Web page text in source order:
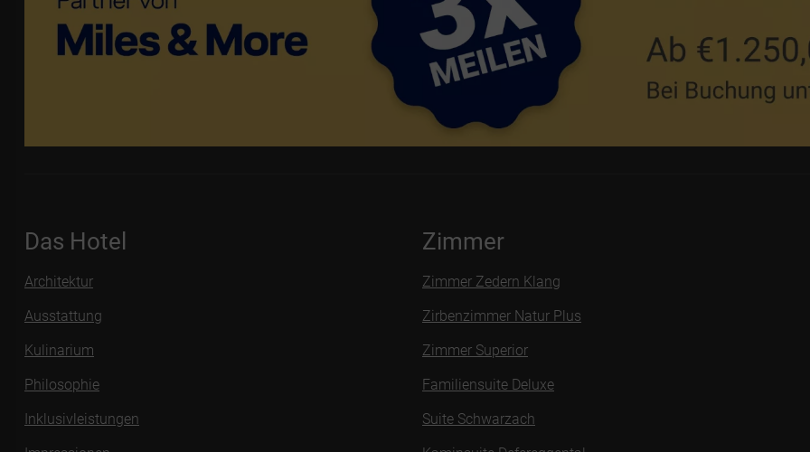
Das Hotel
Architektur
Ausstattung
Kulinarium
Philosophie
Inklusivleistungen
Zimmer
Zimmer Zedern Klang
Zirbenzimmer Natur Plus
Zimmer Superior
Familiensuite Deluxe
Suite Schwarzach